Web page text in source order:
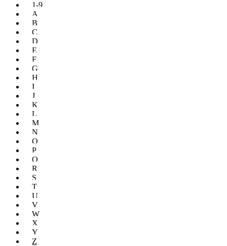
1-9
A
B
C
D
E
F
G
H
I
J
K
L
M
N
O
P
Q
R
S
T
U
V
W
X
Y
Z